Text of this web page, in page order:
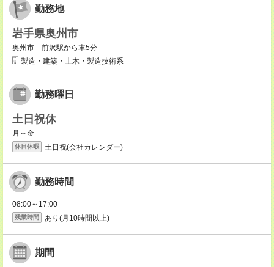
勤務地
岩手県奥州市
奥州市 前沢駅から車5分
製造・建築・土木・製造技術系
勤務曜日
土日祝休
月～金
休日休暇 土日祝(会社カレンダー)
勤務時間
08:00～17:00
残業時間 あり(月10時間以上)
期間